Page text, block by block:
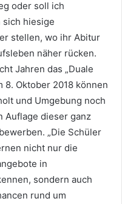
oder soll ich
sich hiesige
stellen, wo ihr Abitur
näher rücken.
Jahren das „Duale
8. Oktober 2018 können
und Umgebung noch
Auflage dieser ganz
„Die Schüler
nicht nur die
in
sondern auch
rund um